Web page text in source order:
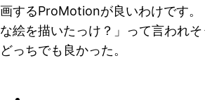
画するProMotionが良いわけです。
な絵を描いたっけ？」って言われそ
どっちでも良かった。